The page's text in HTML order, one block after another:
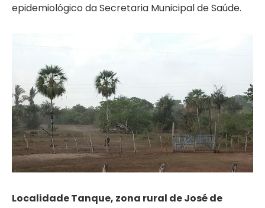
epidemiológico da Secretaria Municipal de Saúde.
Localidade Tanque, zona rural de José de